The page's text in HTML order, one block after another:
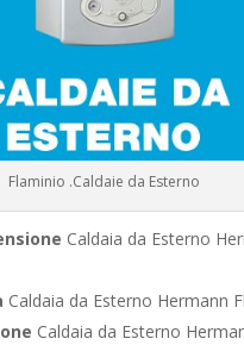
Flaminio .Caldaie da Esterno
Caldaia da Esterno
Caldaia da Esterno Hermann
Caldaia da Esterno